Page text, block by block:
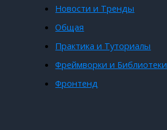
Новости и Тренды
Общая
Практика и Туториалы
Фреймворки и Библиотеки
Фронтенд